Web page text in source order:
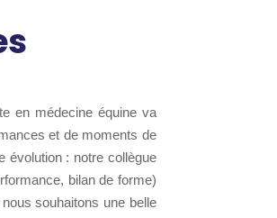
en médecine équine va
et de moments de
évolution : notre collègue
bilan de forme)
souhaitons une belle